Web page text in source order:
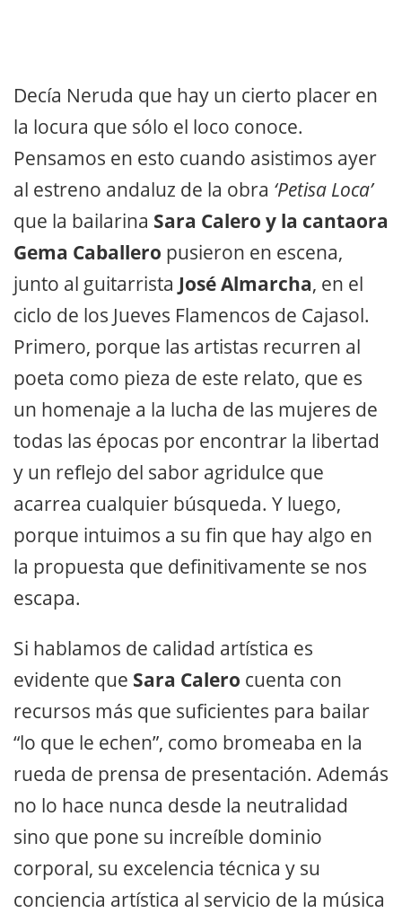
Decía Neruda que hay un cierto placer en
la locura que sólo el loco conoce.
Pensamos en esto cuando asistimos ayer
al estreno andaluz de la obra ‘Petisa Loca’
que la bailarina Sara Calero y la cantaora
Gema Caballero pusieron en escena,
junto al guitarrista José Almarcha, en el
ciclo de los Jueves Flamencos de Cajasol.
Primero, porque las artistas recurren al
poeta como pieza de este relato, que es
un homenaje a la lucha de las mujeres de
todas las épocas por encontrar la libertad
y un reflejo del sabor agridulce que
acarrea cualquier búsqueda. Y luego,
porque intuimos a su fin que hay algo en
la propuesta que definitivamente se nos
escapa.
Si hablamos de calidad artística es
evidente que Sara Calero cuenta con
recursos más que suficientes para bailar
“lo que le echen”, como bromeaba en la
rueda de prensa de presentación. Además
no lo hace nunca desde la neutralidad
sino que pone su increíble dominio
corporal, su excelencia técnica y su
conciencia artística al servicio de la música